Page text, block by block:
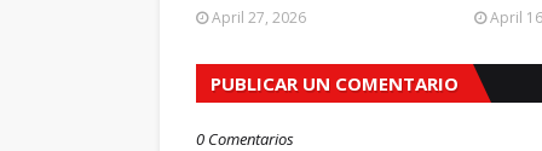
April 27, 2026 April
PUBLICAR UN COMENTARIO
0 Comentarios